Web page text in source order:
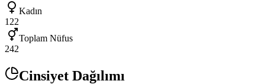
Kadın
122
Toplam Nüfus
242
Cinsiyet Dağılımı